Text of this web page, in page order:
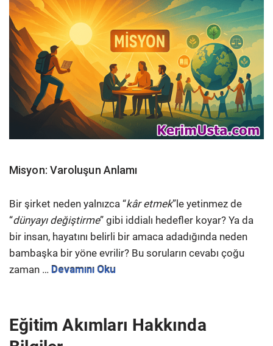
Misyon: Varoluşun Anlamı
Bir şirket neden yalnızca “kâr etmek”le yetinmez de
“dünyayı değiştirme” gibi iddialı hedefler koyar? Ya da
bir insan, hayatını belirli bir amaca adadığında neden
bambaşka bir yöne evrilir? Bu soruların cevabı çoğu
zaman … Devamını Oku
Eğitim Akımları Hakkında